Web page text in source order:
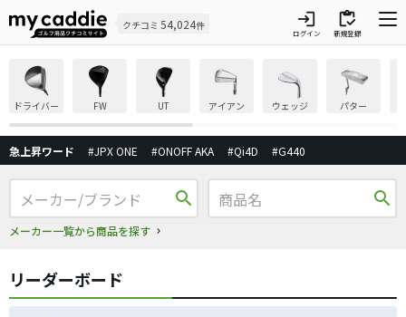
クチコミ 54,024件 login
ログイン
inventory
新規登録
ドライバー FW UT アイアン ウェッジ パター
急上昇ワード #JPX ONE #ONOFF AKA #Qi4D #G440
search
メーカー一覧から商品を探す
search
リーダーボード